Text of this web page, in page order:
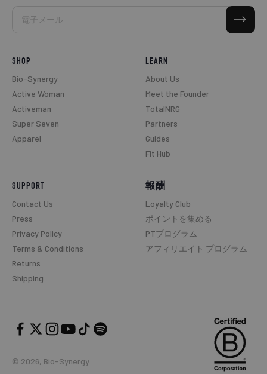
電子メール
購読する
SHOP
Bio-Synergy
Active Woman
Activeman
Super Seven
Apparel
LEARN
About Us
Meet the Founder
TotalNRG
Partners
Guides
Fit Hub
SUPPORT
Contact Us
Press
Privacy Policy
Terms & Conditions
Returns
Shipping
報酬
Loyalty Club
ポイントを集める
PTプログラム
アフィリエイト プログラム
© 2026, Bio-Synergy.